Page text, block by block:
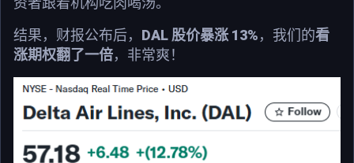
结果，财报公布后， DAL 股价暴涨 13%，我们的看
涨期权翻了一倍，非常爽！